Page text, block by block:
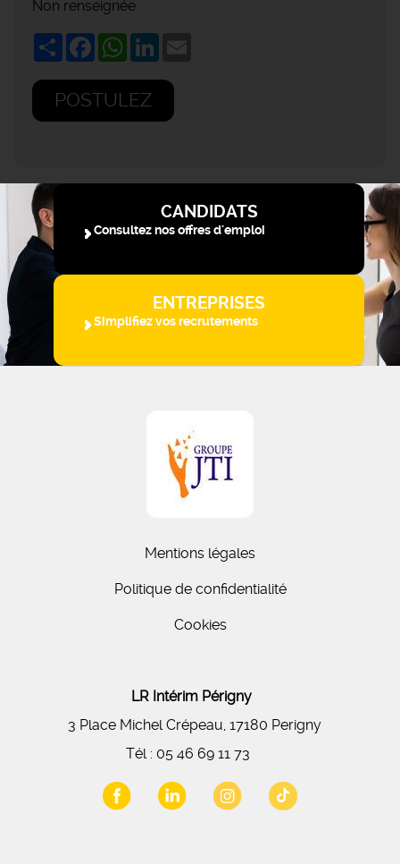
Non renseignée
ShareFacebookWhatsApp
LinkedIn
POSTULEZ
CANDIDATS
Consultez nos offres d'emploi
ENTREPRISES
Simplifiez vos recrutements
Mentions légales
Politique de confidentialité
Cookies
LR Intérim Périgny
3 Place Michel Crépeau, 17180 Perigny
Tél : 05 46 69 11 73